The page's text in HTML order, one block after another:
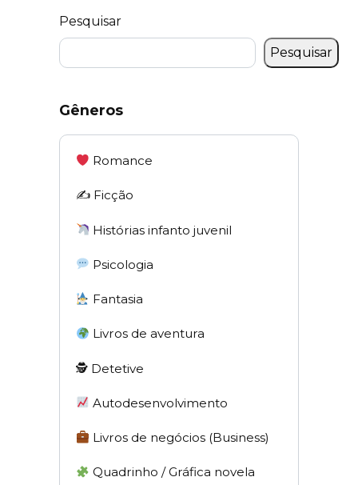
Pesquisar
Pesquisar
Gêneros
Romance
✍️ Ficção
Histórias infanto juvenil
Psicologia
Fantasia
Livros de aventura
🕵 Detetive
Autodesenvolvimento
Livros de negócios (Business)
Quadrinho / Gráfica novela